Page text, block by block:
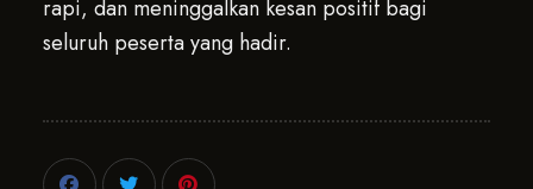
rapi, dan meninggalkan kesan positif bagi
seluruh peserta yang hadir.